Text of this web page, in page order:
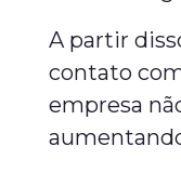
A partir
contato
empresa